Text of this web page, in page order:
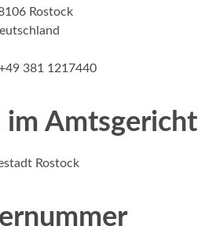
Rostock
381 1217440
im Amtsgericht
Rostock